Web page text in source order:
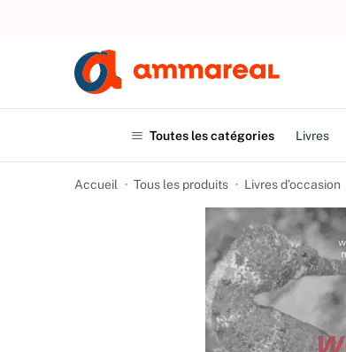
Toutes les catégories Livres
Accueil Tous les produits Livres d’occasion